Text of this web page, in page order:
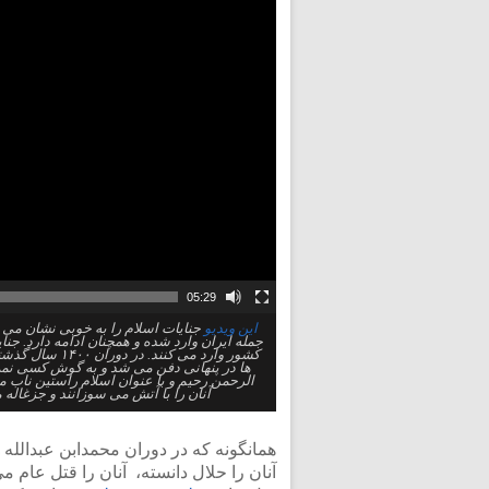
05:29
این ویدیو
جمله ایران وارد شده و همچنان ادامه دارد.
کشور وارد می
ها در پنهانی دفن می شد و به گوش کسی نمی
آنان را با آتش می سوزانند و
همانگونه که در دوران م‍‍‍حمدابن
آنان را حلال دانسته، آنان را قتل